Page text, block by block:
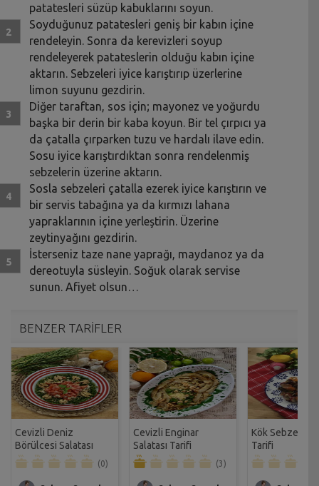
patatesleri süzüp kabuklarını soyun.
Soyduğunuz patatesleri geniş bir kabın içine
rendeleyin. Sonra da kerevizleri soyup
rendeleyerek patateslerin olduğu kabın içine
aktarın. Sebzeleri iyice karıştırıp üzerlerine
limon suyunu gezdirin.
Diğer taraftan, sos için; mayonez ve yoğurdu
başka bir derin bir kaba koyun. Bir tel çırpıcı ya
da çatalla çırparken tuzu ve hardalı ilave edin.
Sosu iyice karıştırdıktan sonra rendelenmiş
sebzelerin üzerine aktarın.
Sosla sebzeleri çatalla ezerek iyice karıştırın ve
bir servis tabağına ya da kırmızı lahana
yapraklarının içine yerleştirin. Üzerine
zeytinyağını gezdirin.
İsterseniz taze nane yaprağı, maydanoz ya da
dereotuyla süsleyin. Soğuk olarak servise
sunun. Afiyet olsun…
BENZER TARİFLER
Cevizli Deniz
Börülcesi Salatası
Tarifi
(0)
Cevizli Enginar
Salatası Tarifi
(3)
Kök Sebze
Tarifi